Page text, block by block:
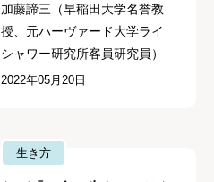
加藤諦三（早稲田大学名誉教
授、元ハーヴァード大学ライ
シャワー研究所客員研究員）
2022年05月20日
生き方